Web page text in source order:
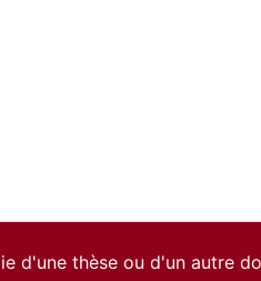
d'une thèse ou d'un autre